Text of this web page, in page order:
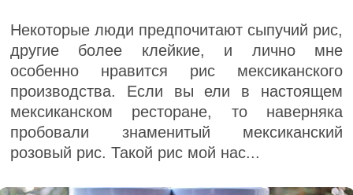
Некоторые люди предпочитают сыпучий рис,
другие более клейкие, и лично мне
особенно нравится рис мексиканского
производства. Если вы ели в настоящем
мексиканском ресторане, то наверняка
пробовали знаменитый мексиканский
розовый рис. Такой рис мой нас...